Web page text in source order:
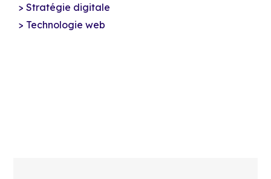
Stratégie digitale
Technologie web